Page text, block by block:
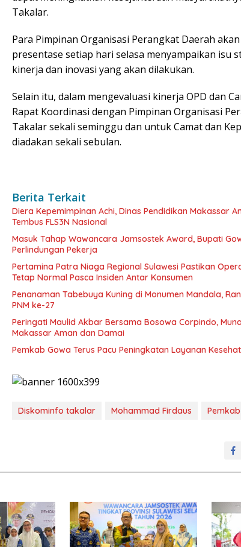
Takalar.
Para Pimpinan Organisasi Perangkat Daerah
presentase setiap hari selasa menyampaikan isu
kinerja dan inovasi yang akan dilakukan.
Selain itu, dalam mengevaluasi kinerja OPD dan
Rapat Koordinasi dengan Pimpinan Organisasi
Takalar sekali seminggu dan untuk Camat dan
diadakan sekali sebulan.
Berita Terkait
Diera Kepemimpinan Achi, Dinas Pendidikan Makassar
Tembus FLS3N Nasional
Masuk Tahap Wawancara Jamsostek Award, Bupati
Perlindungan Pekerja
Pertamina Patra Niaga Regional Sulawesi Pastikan
Tetap Normal Pasca Insiden Antar Konsumen
Penanaman Tabebuya Kuning di Monumen Mandala,
PNM ke-27
Peringati Maulid Akbar Bersama Bosowa Corpindo,
Makassar Aman dan Damai
Pemkab Gowa Terus Pacu Peningkatan Layanan
Diskominfo takalar Mohammad Firdaus